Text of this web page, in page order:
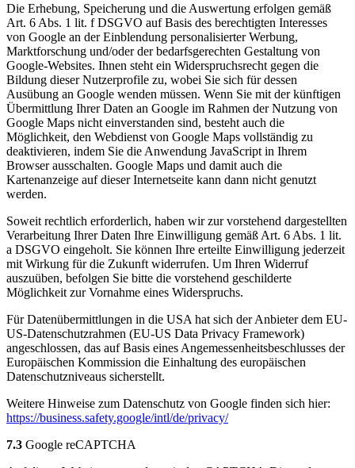
Die Erhebung, Speicherung und die Auswertung erfolgen gemäß
Art. 6 Abs. 1 lit. f DSGVO auf Basis des berechtigten Interesses
von Google an der Einblendung personalisierter Werbung,
Marktforschung und/oder der bedarfsgerechten Gestaltung von
Google-Websites. Ihnen steht ein Widerspruchsrecht gegen die
Bildung dieser Nutzerprofile zu, wobei Sie sich für dessen
Ausübung an Google wenden müssen. Wenn Sie mit der künftigen
Übermittlung Ihrer Daten an Google im Rahmen der Nutzung von
Google Maps nicht einverstanden sind, besteht auch die
Möglichkeit, den Webdienst von Google Maps vollständig zu
deaktivieren, indem Sie die Anwendung JavaScript in Ihrem
Browser ausschalten. Google Maps und damit auch die
Kartenanzeige auf dieser Internetseite kann dann nicht genutzt
werden.
Soweit rechtlich erforderlich, haben wir zur vorstehend dargestellten
Verarbeitung Ihrer Daten Ihre Einwilligung gemäß Art. 6 Abs. 1 lit.
a DSGVO eingeholt. Sie können Ihre erteilte Einwilligung jederzeit
mit Wirkung für die Zukunft widerrufen. Um Ihren Widerruf
auszuüben, befolgen Sie bitte die vorstehend geschilderte
Möglichkeit zur Vornahme eines Widerspruchs.
Für Datenübermittlungen in die USA hat sich der Anbieter dem EU-
US-Datenschutzrahmen (EU-US Data Privacy Framework)
angeschlossen, das auf Basis eines Angemessenheitsbeschlusses der
Europäischen Kommission die Einhaltung des europäischen
Datenschutzniveaus sicherstellt.
Weitere Hinweise zum Datenschutz von Google finden sich hier:
https://business.safety.google/intl/de/privacy/
7.3 Google reCAPTCHA